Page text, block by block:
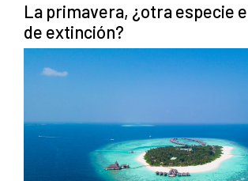
La primavera, ¿otra especie
de extinción?